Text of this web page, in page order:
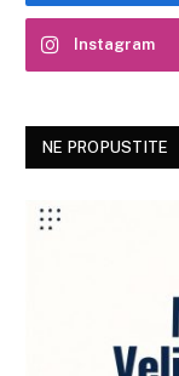
Instagram
NE PROPUSTITE